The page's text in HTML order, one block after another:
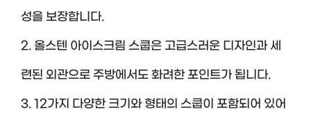
성을 보장합니다.
2. 올스텐 아이스크림 스쿱은 고급스러운 디자인과 세
련된 외관으로 주방에서도 화려한 포인트가 됩니다.
3. 12가지 다양한 크기와 형태의 스쿱이 포함되어 있어